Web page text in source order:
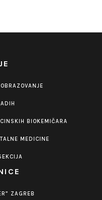
BIOKEMIČARA
MEDICINE
ZAGREB